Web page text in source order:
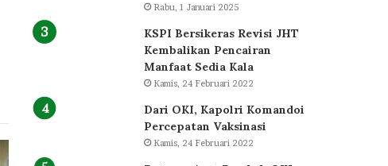
Rabu, 1 Januari 2025
KSPI Bersikeras Revisi JHT
Kembalikan Pencairan
Manfaat Sedia Kala
Kamis, 24 Februari 2022
Dari OKI, Kapolri Komandoi
Percepatan Vaksinasi
Kamis, 24 Februari 2022